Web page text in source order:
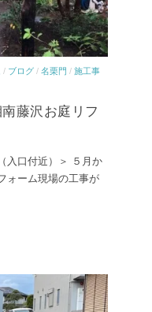
/ ブログ / 名栗門 / 施工事
藤沢お庭リフ
入口付近）＞ ５月か
ォーム現場の工事が